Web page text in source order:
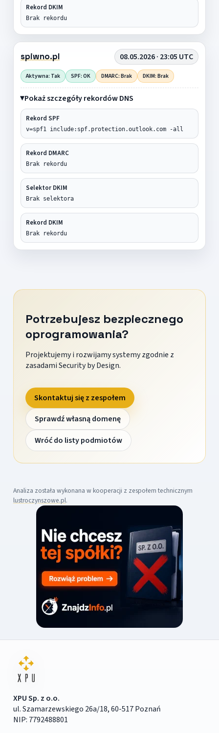
Rekord DKIM
Brak rekordu
spiwno.pl 08.05.2026 · 23:05 UTC
Aktywna: Tak SPF: OK DMARC: Brak DKIM: Brak
Pokaż szczegóły rekordów DNS
Rekord SPF
v=spf1 include:spf.protection.outlook.com -all
Rekord DMARC
Brak rekordu
Selektor DKIM
Brak selektora
Rekord DKIM
Brak rekordu
Potrzebujesz bezpiecznego
oprogramowania?
Projektujemy i rozwijamy systemy zgodnie z
zasadami Security by Design.
Skontaktuj się z zespołem
Sprawdź własną domenę
Wróć do listy podmiotów
Analiza została wykonana w kooperacji z zespołem technicznym
lustroczynszowe.pl.
XPU Sp. z o.o.
ul. Szamarzewskiego 26a/18, 60-517 Poznań
NIP: 7792488801